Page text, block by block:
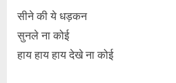
सीने की ये धड़कन
सुनले ना कोई
हाय हाय हाय देखे ना कोई